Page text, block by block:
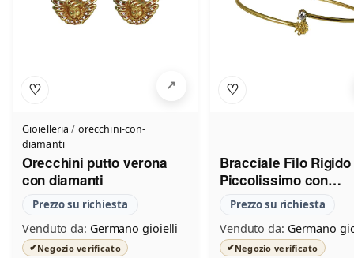
♡
Gioielleria / orecchini-con-
diamanti
Orecchini putto verona
con diamanti
Prezzo su richiesta
Venduto da: Germano gioielli
✔Negozio verificato
♡
Bracciale Filo Rigido
Piccolissimo con
Diamante
Prezzo su richiesta
Venduto da: Germano
✔Negozio verificato